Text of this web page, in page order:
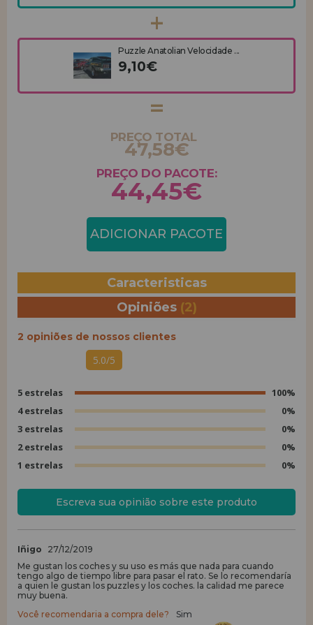
Puzzle Anatolian Velocidade ...
9,10€
PREÇO TOTAL
47,58€
PREÇO DO PACOTE:
44,45€
ADICIONAR PACOTE
Caracteristicas
Opiniões (2)
2 opiniões de nossos clientes
5.0/5
5 estrelas
100%
4 estrelas
0%
3 estrelas
0%
2 estrelas
0%
1 estrelas
0%
Escreva sua opinião sobre este produto
Iñigo
27/12/2019
Me gustan los coches y su uso es más que nada para cuando
tengo algo de tiempo libre para pasar el rato. Se lo recomendaría
a quien le gustan los puzzles y los coches. la calidad me parece
muy buena.
Você recomendaria a compra dele?
Sim